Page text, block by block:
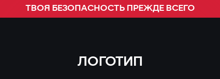
ТВОЯ БЕЗОПАСНОСТЬ ПРЕЖДЕ ВСЕГО
ЛОГОТИП